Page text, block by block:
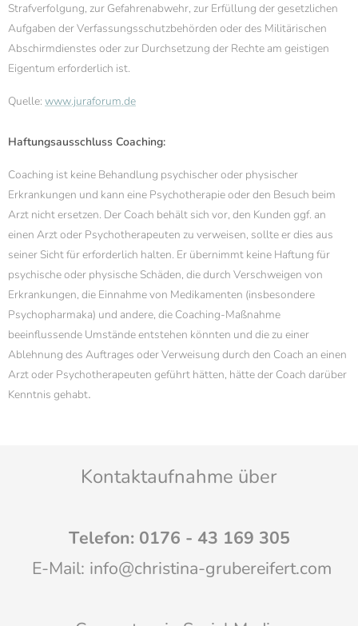
Strafverfolgung, zur Gefahrenabwehr, zur Erfüllung der gesetzlichen
Aufgaben der Verfassungsschutzbehörden oder des Militärischen
Abschirmdienstes oder zur Durchsetzung der Rechte am geistigen
Eigentum erforderlich ist.
Quelle: www.juraforum.de
Haftungsausschluss Coaching:
Coaching ist keine Behandlung psychischer oder physischer
Erkrankungen und kann eine Psychotherapie oder den Besuch beim
Arzt nicht ersetzen. Der Coach behält sich vor, den Kunden ggf. an
einen Arzt oder Psychotherapeuten zu verweisen, sollte er dies aus
seiner Sicht für erforderlich halten. Er übernimmt keine Haftung für
psychische oder physische Schäden, die durch Verschweigen von
Erkrankungen, die Einnahme von Medikamenten (insbesondere
Psychopharmaka) und andere, die Coaching-Maßnahme
beeinflussende Umstände entstehen könnten und die zu einer
Ablehnung des Auftrages oder Verweisung durch den Coach an einen
Arzt oder Psychotherapeuten geführt hätten, hätte der Coach darüber
Kenntnis gehabt.
Kontaktaufnahme über
Telefon: 0176 - 43 169 305
E-Mail: info@christina-grubereifert.com